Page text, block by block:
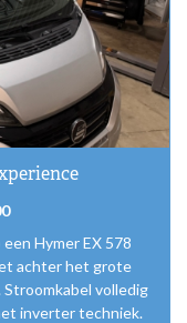
Hymer EX 578
achter het grote
Stroomkabel volledig
inverter techniek.